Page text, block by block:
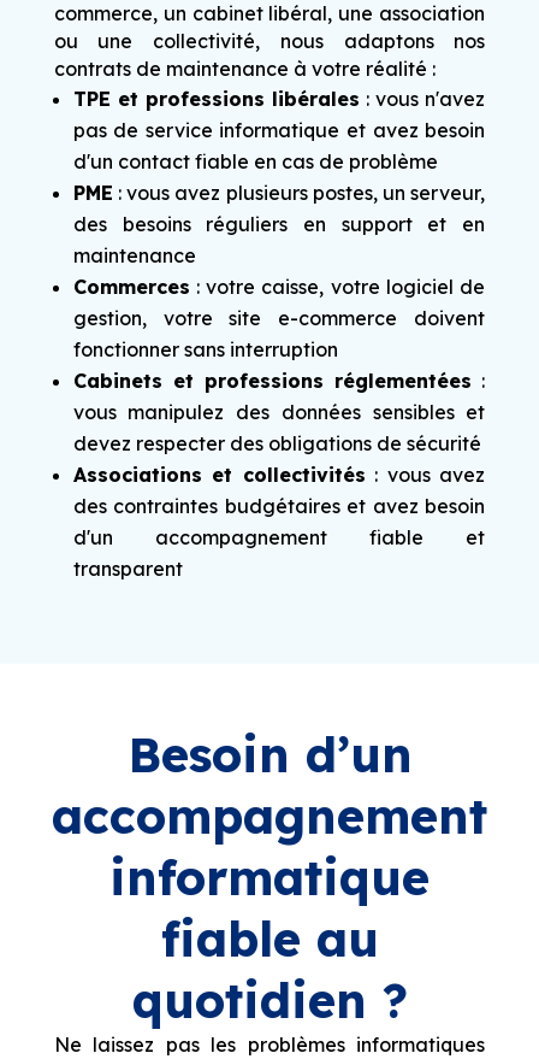
commerce, un cabinet libéral, une association
ou une collectivité, nous adaptons nos
contrats de maintenance à votre réalité :
TPE et professions libérales : vous n'avez
pas de service informatique et avez besoin
d'un contact fiable en cas de problème
PME : vous avez plusieurs postes, un serveur,
des besoins réguliers en support et en
maintenance
Commerces : votre caisse, votre logiciel de
gestion, votre site e-commerce doivent
fonctionner sans interruption
Cabinets et professions réglementées :
vous manipulez des données sensibles et
devez respecter des obligations de sécurité
Associations et collectivités : vous avez
des contraintes budgétaires et avez besoin
d'un accompagnement fiable et
transparent
Besoin d’un
accompagnement
informatique
fiable au
quotidien ?
Ne laissez pas les problèmes informatiques